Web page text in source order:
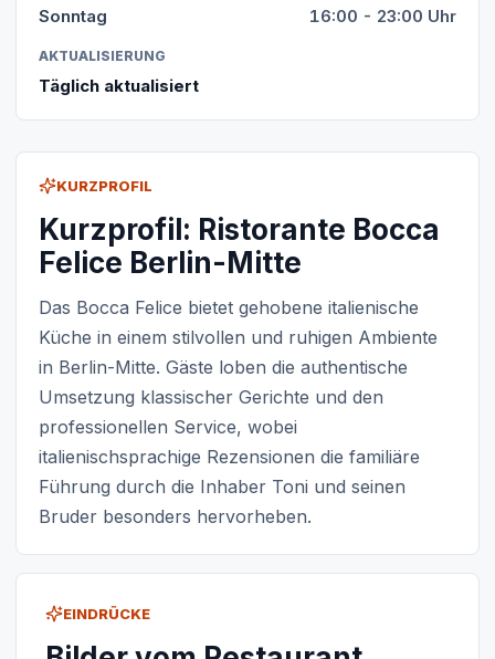
KURZPROFIL
Kurzprofil: Ristorante Bocca
Felice Berlin-Mitte
Das Bocca Felice bietet gehobene italienische
Küche in einem stilvollen und ruhigen Ambiente
in Berlin-Mitte. Gäste loben die authentische
Umsetzung klassischer Gerichte und den
professionellen Service, wobei
italienischsprachige Rezensionen die familiäre
Führung durch die Inhaber Toni und seinen
Bruder besonders hervorheben.
EINDRÜCKE
Sonntag
16:00 - 23:00 Uhr
AKTUALISIERUNG
Täglich aktualisiert